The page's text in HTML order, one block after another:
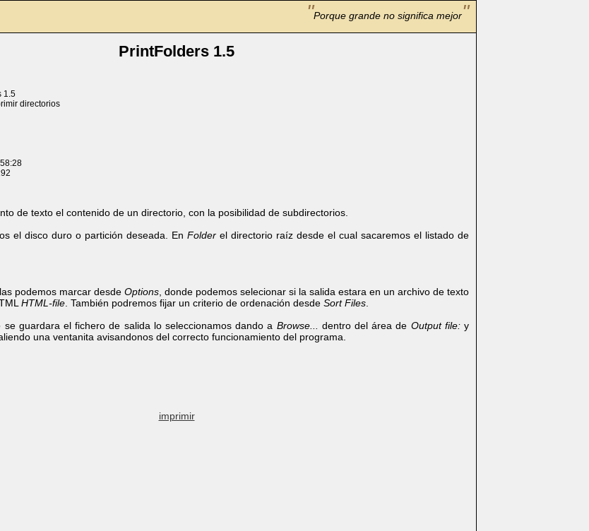
Porque grande no significa mejor
PrintFolders 1.5
1.5
directorios
de texto el contenido de un directorio, con la posibilidad de subdirectorios.
el disco duro o partición deseada. En Folder el directorio raíz desde el cual sacaremos el listado de
podemos marcar desde Options , donde podemos selecionar si la salida estara en un archivo de texto
HTML-file . También podremos fijar un criterio de ordenación desde Sort Files
se guardara el fichero de salida lo seleccionamos dando a Browse... dentro del área de Output file:y
una ventanita avisandonos del correcto funcionamiento del programa.
imprimir